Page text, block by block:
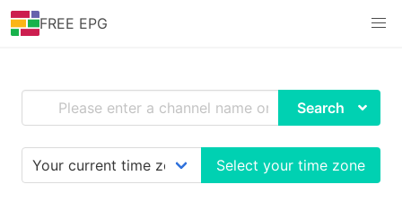
FREE EPG
Search
Select your time zone